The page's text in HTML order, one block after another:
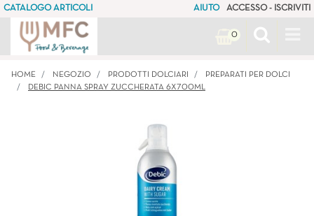
CATALOGO ARTICOLI AIUTO ACCESSO - ISCRIVITI
0
HOME NEGOZIO PRODOTTI DOLCIARI
PREPARATI PER DOLCI
DEBIC PANNA SPRAY ZUCCHERATA 6X700ML